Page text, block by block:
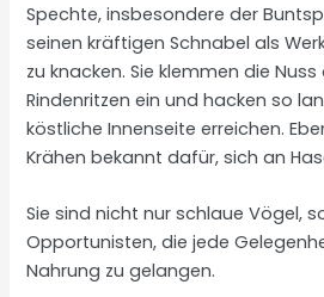
Spechte, insbesondere der
seinen kräftigen Schnabel als
zu knacken. Sie klemmen die
Rindenritzen ein und hacken so
köstliche Innenseite erreichen.
Krähen bekannt dafür, sich an
Sie sind nicht nur schlaue Vögel,
Opportunisten, die jede
Nahrung zu gelangen.